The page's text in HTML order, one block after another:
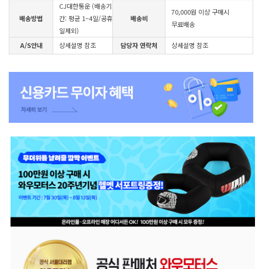
배송방법
CJ대한통운 (배송기
간: 평균 1~4일/공휴
일제외)
배송비
70,000원 이상 구매시
무료배송
A/S안내 상세설명 참조 담당자 연락처 상세설명 참조